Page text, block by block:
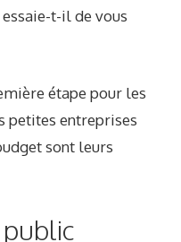
t-il de vous
étape pour les
petites entreprises
sont leurs